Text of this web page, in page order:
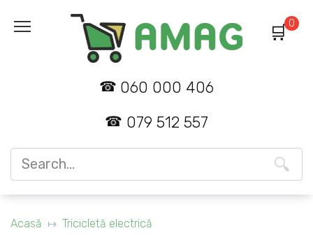
060 000 406
079 512 557
0
Search
for:
Acasă Tricicletă electrică